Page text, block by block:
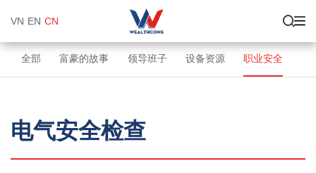
VN EN CN
全部 富豪的故事 领导班子 设备资源 职业安全
电气安全检查